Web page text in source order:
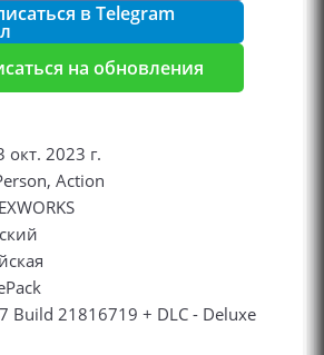
в Telegram
на обновления
окт. 2023 г.
Action
Build 21816719 + DLC - Deluxe